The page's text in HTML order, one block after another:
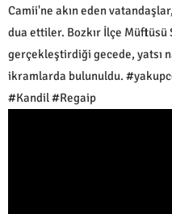
Camii'ne akın eden
dua ettiler. Bozkır İlçe
gerçekleştirdiği gecede, yatsı
ikramlarda bulunuldu.
#Kandil #Regaip